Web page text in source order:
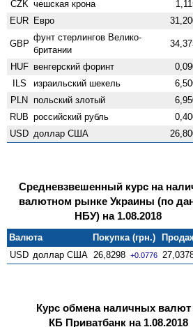
CZK чешская крона
EUR Евро
GBP
фунт стерлингов Велико­
британии
HUF венгерский форинт
ILS израильский шекель
PLN польский злотый
RUB российский рубль
USD доллар США
Средневзвешенный курс на
валютном рынке Украины (по
НБУ) на 1.08.2018
Валюта Покупка (грн.)
USD доллар США 26,8298 +0.0776
Курс обмена наличных валют
КБ Приватбанк на 1.08.2018